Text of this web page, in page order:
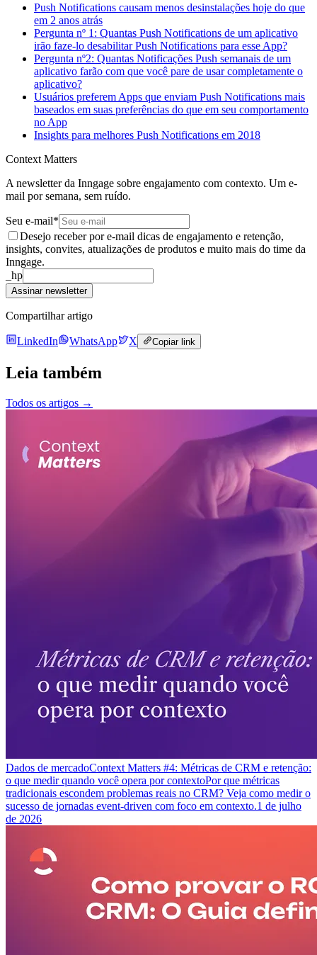
Push Notifications causam menos desinstalações hoje do que
em 2 anos atrás
Pergunta nº 1: Quantas Push Notifications de um aplicativo
irão faze-lo desabilitar Push Notifications para esse App?
Pergunta nº2: Quantas Notificações Push semanais de um
aplicativo farão com que você pare de usar completamente o
aplicativo?
Usuários preferem Apps que enviam Push Notifications mais
baseados em suas preferências do que em seu comportamento
no App
Insights para melhores Push Notifications em 2018
Context Matters
A newsletter da Inngage sobre engajamento com contexto. Um e-
mail por semana, sem ruído.
Seu e-mail*
Desejo receber por e-mail dicas de engajamento e retenção,
insights, convites, atualizações de produtos e muito mais do time da
Inngage.
_hp
Assinar newsletter
Compartilhar artigo
LinkedIn WhatsApp X Copiar link
Leia também
Todos os artigos →
Dados de mercadoContext Matters #4: Métricas de CRM e retenção:
o que medir quando você opera por contextoPor que métricas
tradicionais escondem problemas reais no CRM? Veja como medir o
sucesso de jornadas event-driven com foco em contexto.1 de julho
de 2026